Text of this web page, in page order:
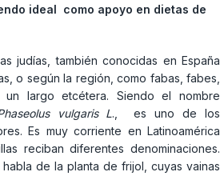
ideal como apoyo en dietas de
judías, también conocidas en España
o según la región, como fabas, fabes,
largo etcétera. Siendo el nombre
vulgaris L., es uno de los
Es muy corriente en Latinoamérica
reciban diferentes denominaciones.
de la planta de frijol, cuyas vainas